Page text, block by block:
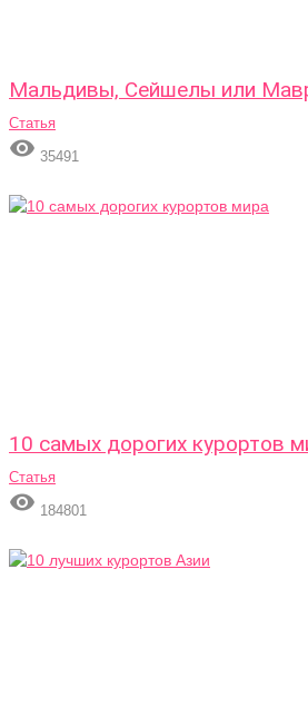
Мальдивы, Сейшелы или
Статья
 35491
10 самых дорогих курортов
Статья
 184801